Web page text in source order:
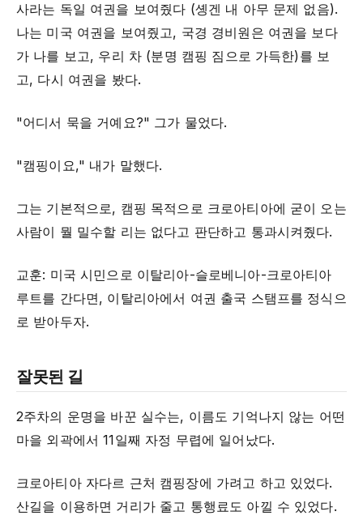
사라는 독일 여권을 보여줬다 (솅겐 내 아무 문제 없음).
나는 미국 여권을 보여줬고, 국경 경비원은 여권을 보다
가 나를 보고, 우리 차 (분명 캠핑 짐으로 가득한)를 보
고, 다시 여권을 봤다.
"어디서 묵을 거예요?" 그가 물었다.
"캠핑이요," 내가 말했다.
그는 기본적으로, 캠핑 목적으로 크로아티아에 굳이 오는
사람이 뭘 밀수할 리는 없다고 판단하고 통과시켜줬다.
교훈: 미국 시민으로 이탈리아-슬로베니아-크로아티아
루트를 간다면, 이탈리아에서 여권 출국 스탬프를 정식으
로 받아두자.
잘못된 길
2주차의 운명을 바꾼 실수는, 이름도 기억나지 않는 어떤
마을 외곽에서 11일째 자정 무렵에 일어났다.
크로아티아 자다르 근처 캠핑장에 가려고 하고 있었다.
산길을 이용하면 거리가 줄고 통행료도 아낄 수 있었다.